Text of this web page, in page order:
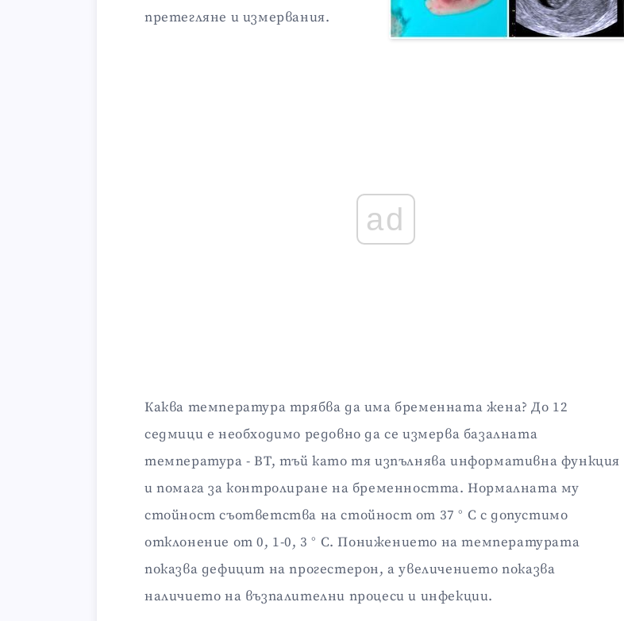
претегляне и измервания.
ad
Каква температура трябва да има бременната жена? До 12
седмици е необходимо редовно да се измерва базалната
температура - BT, тъй като тя изпълнява информативна функция
и помага за контролиране на бременността. Нормалната му
стойност съответства на стойност от 37 ° C с допустимо
отклонение от 0, 1-0, 3 ° C. Понижението на температурата
показва дефицит на прогестерон, а увеличението показва
наличието на възпалителни процеси и инфекции.